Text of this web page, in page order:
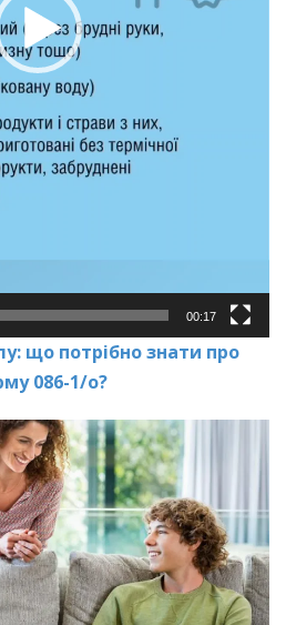
00:17
що потрібно знати про
086-1/о?